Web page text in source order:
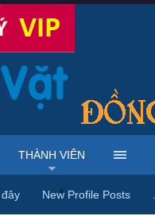
viên Go99hiphop
THÀNH VIÊN
New Profile Posts